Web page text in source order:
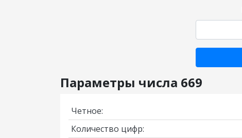
Параметры числа 669
Четное:
Количество цифр: